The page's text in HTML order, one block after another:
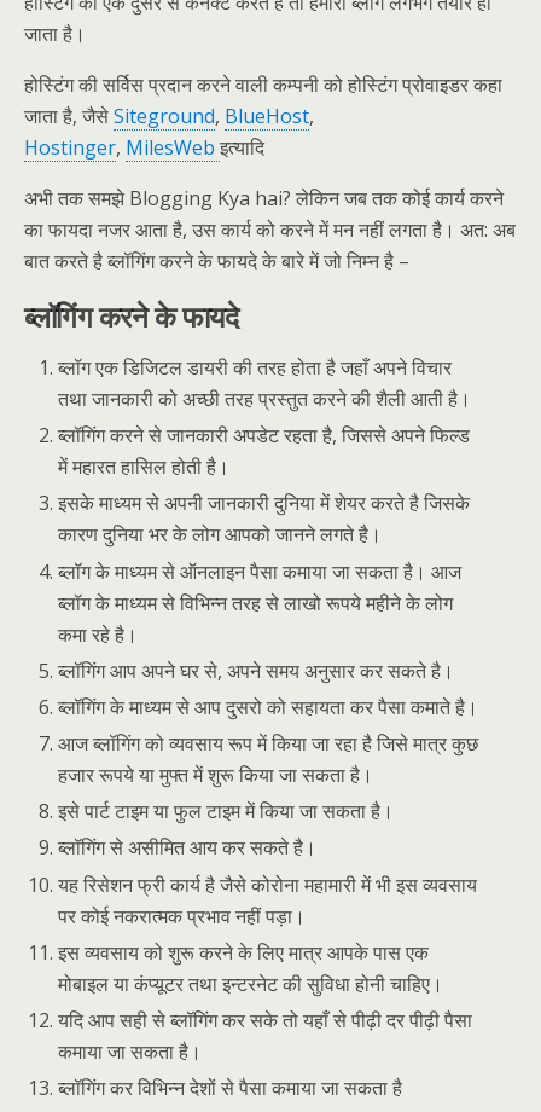
जाता है।
होस्टिंग की सर्विस प्रदान करने वाली कम्पनी को होस्टिंग प्रोवाइडर कहा
जाता है, जैसेSiteground, BlueHost,
Hostinger, MilesWeb इत्यादि
अभी तक समझे Blogging Kya hai? लेकिन जब तक कोई कार्य करने
का फायदा नजर आता है, उस कार्य को करने में मन नहीं लगता है। अत: अब
बात करते है ब्लॉगिंग करने के फायदे के बारे में जो निम्न है –
ब्लॉगिंग करने के फायदे
ब्लॉग एक डिजिटल डायरी की तरह होता है जहाँ अपने विचार
तथा जानकारी को अच्छी तरह प्रस्तुत करने की शैली आती है।
ब्लॉगिंग करने से जानकारी अपडेट रहता है, जिससे अपने फिल्ड
में महारत हासिल होती है।
इसके माध्यम से अपनी जानकारी दुनिया में शेयर करते है जिसके
कारण दुनिया भर के लोग आपको जानने लगते है।
ब्लॉग के माध्यम से ऑनलाइन पैसा कमाया जा सकता है। आज
ब्लॉग के माध्यम से विभिन्न तरह से लाखो रूपये महीने के लोग
कमा रहे है।
ब्लॉगिंग आप अपने घर से, अपने समय अनुसार कर सकते है।
ब्लॉगिंग के माध्यम से आप दुसरो को सहायता कर पैसा कमाते है।
आज ब्लॉगिंग को व्यवसाय रूप में किया जा रहा है जिसे मात्र कुछ
हजार रूपये या मुफ्त में शुरू किया जा सकता है।
इसे पार्ट टाइम या फुल टाइम में किया जा सकता है।
ब्लॉगिंग से असीमित आय कर सकते है।
यह रिसेशन फ्री कार्य है जैसे कोरोना महामारी में भी इस व्यवसाय
पर कोई नकरात्मक प्रभाव नहीं पड़ा।
इस व्यवसाय को शुरू करने के लिए मात्र आपके पास एक
मोबाइल या कंप्यूटर तथा इन्टरनेट की सुविधा होनी चाहिए।
यदि आप सही से ब्लॉगिंग कर सके तो यहाँ से पीढ़ी दर पीढ़ी पैसा
कमाया जा सकता है।
ब्लॉगिंग कर विभिन्न देशों से पैसा कमाया जा सकता है